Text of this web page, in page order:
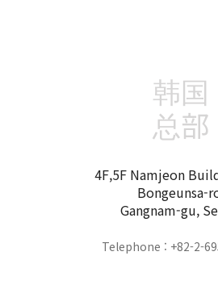
韩国
总部
4F,5F Namjeon
Bongeunsa-
Gangnam-gu,
Telephone : +82-2-